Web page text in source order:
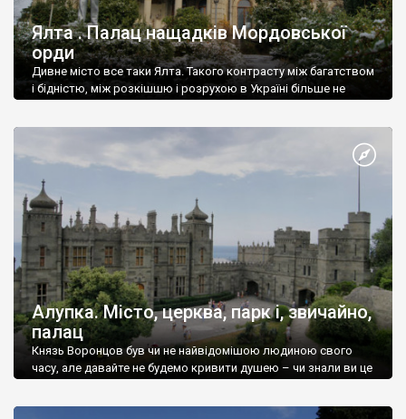
Ялта . Палац нащадків Мордовської
орди
Дивне місто все таки Ялта. Такого контрасту між багатством
і бідністю, між розкішшю і розрухою в Україні більше не
Алупка. Місто, церква, парк і, звичайно,
палац
Князь Воронцов був чи не найвідомішою людиною свого
часу, але давайте не будемо кривити душею – чи знали ви це